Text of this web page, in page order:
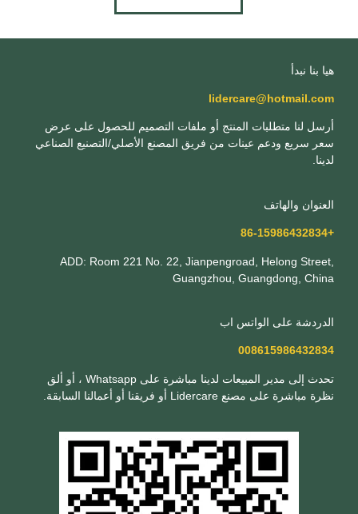
هيا بنا نبدأ
lidercare@hotmail.com
أرسل لنا متطلبات المنتج أو ملفات التصميم للحصول على عرض
سعر سريع ودعم عينات من فريق المصنع الأصلي/التصنيع الصناعي
لدينا.
العنوان والهاتف
+86-15986432834
ADD: Room 221 No. 22, Jianpengroad, Helong Street,
Guangzhou, Guangdong, China
الدردشة على الواتس اب
008615986432834
تحدث إلى مدير المبيعات لدينا مباشرة على Whatsapp ، أو ألق
نظرة مباشرة على مصنع Lidercare أو فريقنا أو أعمالنا السابقة.